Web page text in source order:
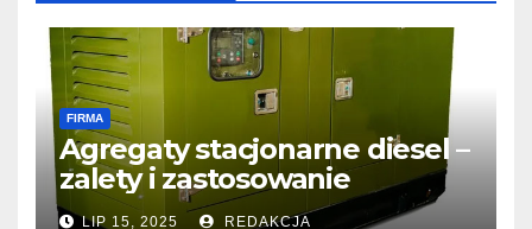
FIRMA
Agregaty stacjonarne diesel –
zalety i zastosowanie
LIP 15, 2025 REDAKCJA